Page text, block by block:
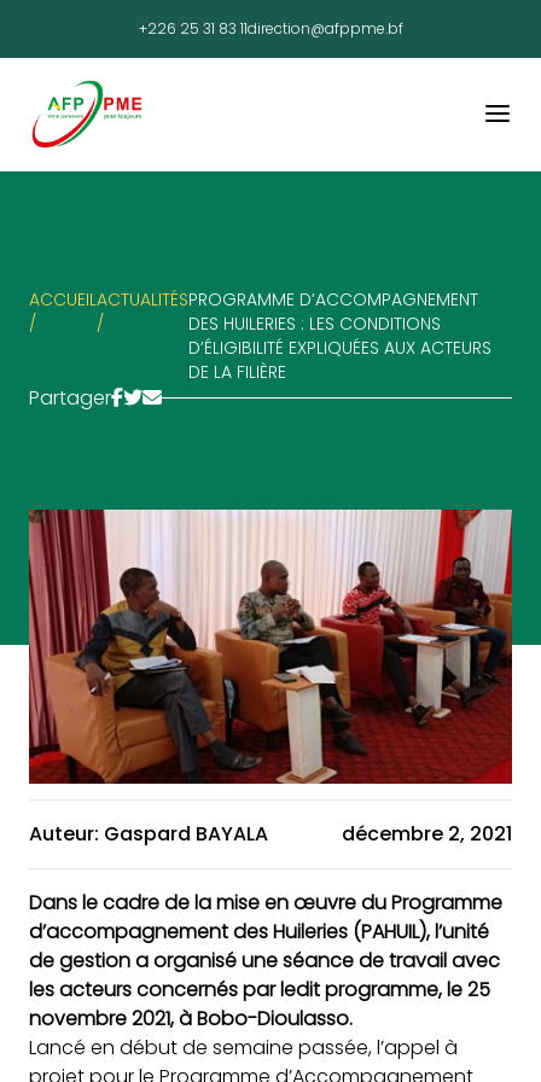
+226 25 31 83 11direction@afppme.bf
ACCUEIL
/
ACTUALITÉS
/
PROGRAMME D’ACCOMPAGNEMENT
DES HUILERIES : LES CONDITIONS
D’ÉLIGIBILITÉ EXPLIQUÉES AUX ACTEURS
DE LA FILIÈRE
Partager
Auteur: Gaspard BAYALA décembre 2, 2021
Dans le cadre de la mise en œuvre du Programme
d’accompagnement des Huileries (PAHUIL), l’unité
de gestion a organisé une séance de travail avec
les acteurs concernés par ledit programme, le 25
novembre 2021, à Bobo-Dioulasso.
Lancé en début de semaine passée, l’appel à
projet pour le Programme d’Accompagnement